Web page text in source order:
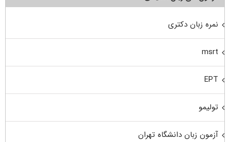
نمره زبان دکتری
msrt
EPT
تولیمو
آزمون زبان دانشگاه تهران